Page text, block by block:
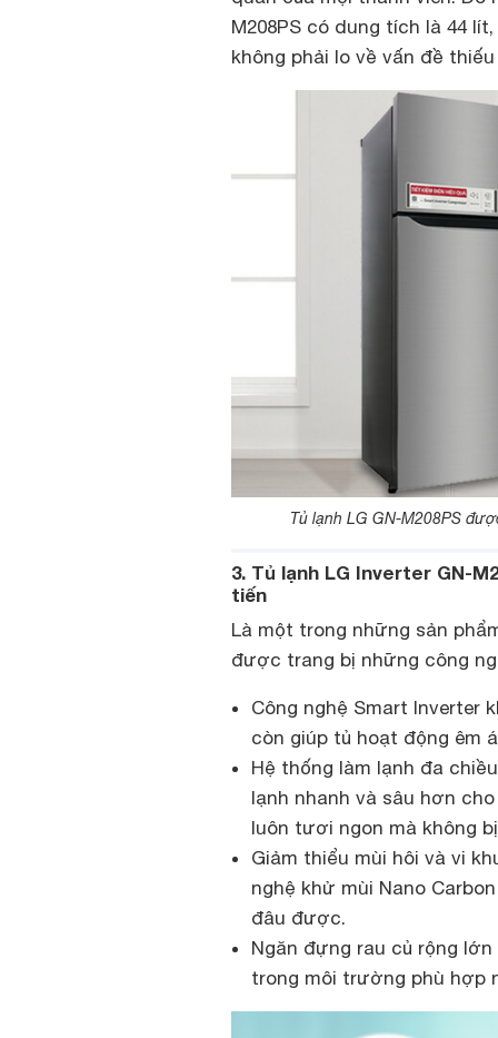
M208PS có dung tích là 44
không phải lo về vấn đề
Tủ lạnh LG GN-M208PS
3. Tủ lạnh LG Inverter GN-
tiến
Là một trong những sản
được trang bị những công
Công nghệ Smart Inverter
còn giúp tủ hoạt động êm
Hệ thống làm lạnh đa
lạnh nhanh và sâu hơn
luôn tươi ngon mà không
Giảm thiểu mùi hôi và vi
nghệ khử mùi Nano
đâu được.
Ngăn đựng rau củ rộng lớn
trong môi trường phù hợp